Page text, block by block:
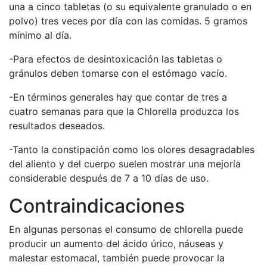
una a cinco tabletas (o su equivalente granulado o en
polvo) tres veces por día con las comidas. 5 gramos
mínimo al día.
-Para efectos de desintoxicación las tabletas o
gránulos deben tomarse con el estómago vacío.
-En términos generales hay que contar de tres a
cuatro semanas para que la Chlorella produzca los
resultados deseados.
-Tanto la constipación como los olores desagradables
del aliento y del cuerpo suelen mostrar una mejoría
considerable después de 7 a 10 días de uso.
Contraindicaciones
En algunas personas el consumo de chlorella puede
producir un aumento del ácido úrico, náuseas y
malestar estomacal, también puede provocar la